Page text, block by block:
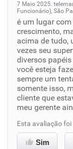
Oportunidade
Ambiente de
Conciliação
Benefícios
7 Maio 2025.
Funcionário), São
é um lugar
crescimento,
acima de tudo,
vezes seu
diversos
você esteja
sempre um
somente isso,
cliente que
meu gerente
Esta avaliação foi
Sim